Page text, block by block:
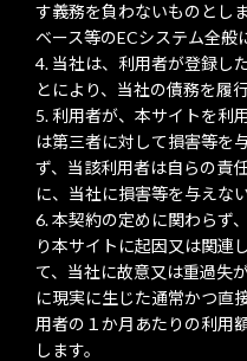
す義務を負わないものとし
ベース等のECシステム全般
当社は、利用者が登録し
とにより、当社の債務を履
利用者が、本サイトを利
は第三者に対して損害等を
ず、当該利用者は自らの責
に、当社に損害等を与えな
本契約の定めに関わらず
り本サイトに起因又は関連
て、当社に故意又は重過失
に現実に生じた通常かつ直
用者の１か月あたりの利用
します。